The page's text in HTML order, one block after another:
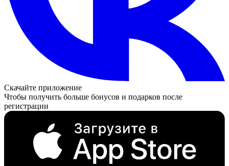
Скачайте приложение
Чтобы получить больше бонусов и подарков после
регистрации